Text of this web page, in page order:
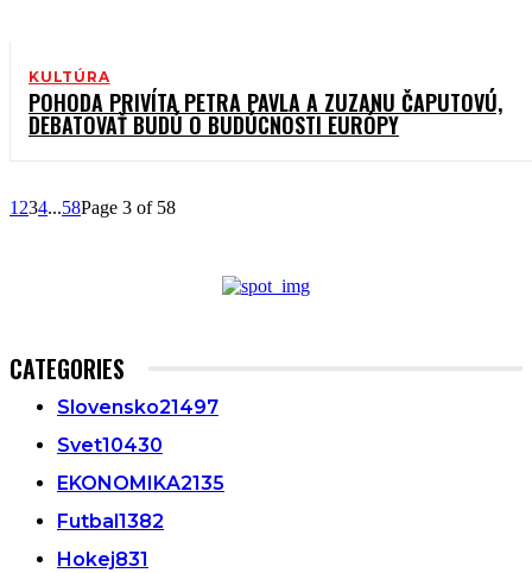
KULTÚRA
POHODA PRIVÍTA PETRA PAVLA A ZUZANU ČAPUTOVÚ,
DEBATOVAŤ BUDÚ O BUDÚCNOSTI EURÓPY
1 234...58Page 3 of 58
CATEGORIES
Slovensko21497
Svet10430
EKONOMIKA2135
Futbal1382
Hokej831